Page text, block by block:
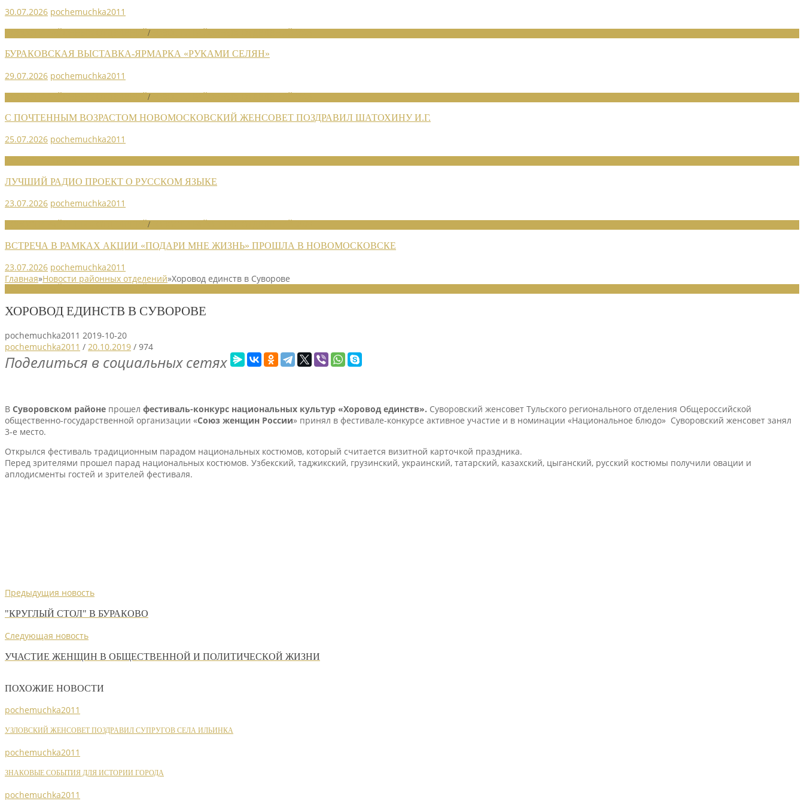
30.07.2026 pochemuchka2011
/
БУРАКОВСКАЯ ВЫСТАВКА-ЯРМАРКА «РУКАМИ СЕЛЯН»
29.07.2026 pochemuchka2011
/
С ПОЧТЕННЫМ ВОЗРАСТОМ НОВОМОСКОВСКИЙ ЖЕНСОВЕТ ПОЗДРАВИЛ ШАТОХИНУ И.Г.
25.07.2026 pochemuchka2011
ЛУЧШИЙ РАДИО ПРОЕКТ О РУССКОМ ЯЗЫКЕ
23.07.2026 pochemuchka2011
/
ВСТРЕЧА В РАМКАХ АКЦИИ «ПОДАРИ МНЕ ЖИЗНЬ» ПРОШЛА В НОВОМОСКОВСКЕ
23.07.2026 pochemuchka2011
Главная»Новости районных отделений»Хоровод единств в Суворове
ХОРОВОД ЕДИНСТВ В СУВОРОВЕ
pochemuchka2011 2019-10-20
pochemuchka2011 / 20.10.2019 / 974
Поделиться в социальных сетях
В Суворовском районе прошел фестиваль-конкурс национальных культур «Хоровод единств». Суворовский женсовет Тульского регионального отделения Общероссийской
общественно-государственной организации «Союз женщин России» принял в фестивале-конкурсе активное участие и в номинации «Национальное блюдо» Суворовский женсовет занял
3-е место.
Открылся фестиваль традиционным парадом национальных костюмов, который считается визитной карточкой праздника.
Перед зрителями прошел парад национальных костюмов. Узбекский, таджикский, грузинский, украинский, татарский, казахский, цыганский, русский костюмы получили овации и
аплодисменты гостей и зрителей фестиваля.
Предыдущия новость
"КРУГЛЫЙ СТОЛ" В БУРАКОВО
Следующая новость
УЧАСТИЕ ЖЕНЩИН В ОБЩЕСТВЕННОЙ И ПОЛИТИЧЕСКОЙ ЖИЗНИ
ПОХОЖИЕ НОВОСТИ
pochemuchka2011
УЗЛОВСКИЙ ЖЕНСОВЕТ ПОЗДРАВИЛ СУПРУГОВ СЕЛА ИЛЬИНКА
pochemuchka2011
ЗНАКОВЫЕ СОБЫТИЯ ДЛЯ ИСТОРИИ ГОРОДА
pochemuchka2011